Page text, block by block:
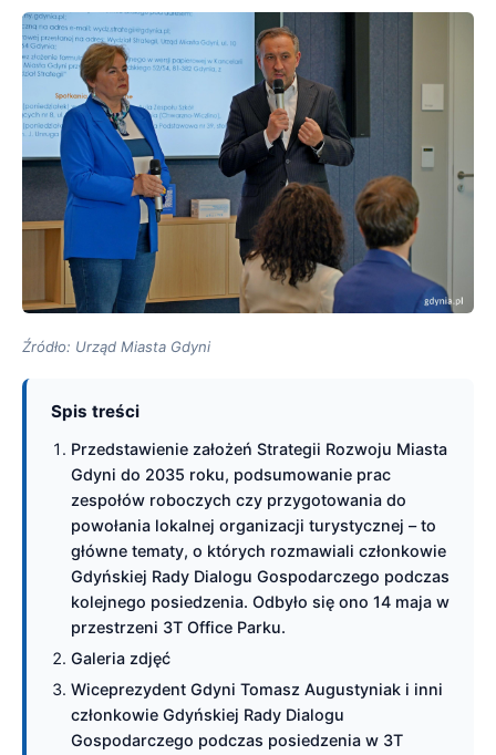
Źródło: Urząd Miasta Gdyni
Spis treści
Przedstawienie założeń Strategii Rozwoju Miasta
Gdyni do 2035 roku, podsumowanie prac
zespołów roboczych czy przygotowania do
powołania lokalnej organizacji turystycznej – to
główne tematy, o których rozmawiali członkowie
Gdyńskiej Rady Dialogu Gospodarczego podczas
kolejnego posiedzenia. Odbyło się ono 14 maja w
przestrzeni 3T Office Parku.
Galeria zdjęć
Wiceprezydent Gdyni Tomasz Augustyniak i inni
członkowie Gdyńskiej Rady Dialogu
Gospodarczego podczas posiedzenia w 3T